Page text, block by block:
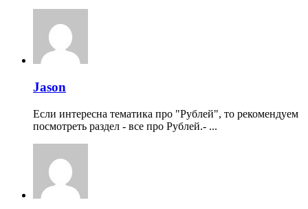
Jason
Если интересна тематика про "Рублей", то рекомендуем
посмотреть раздел - все про Рублей.- ...